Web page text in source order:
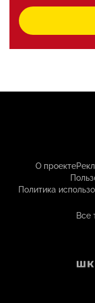
О проекте
Политика
Все